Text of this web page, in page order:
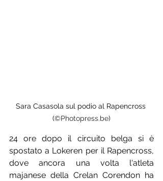
Sara Casasola sul podio al Rapencross
(©Photopress.be)
24 ore dopo il circuito belga si è
spostato a Lokeren per il Rapencross,
dove ancora una volta l'atleta
majanese della Crelan Corendon ha